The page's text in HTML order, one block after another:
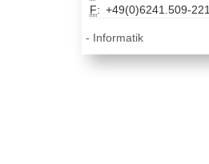
F: +49(0)6241.509-221
Informatik